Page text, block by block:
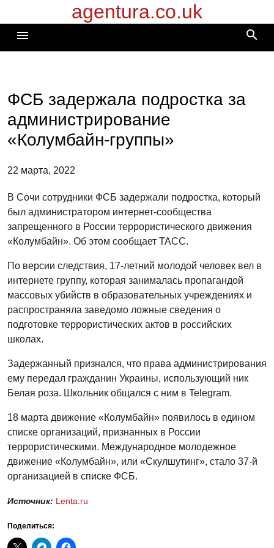
к
содержимому
agentura.co.uk
menu search
ФСБ задержала подростка за
администрирование
«Колумбайн-группы»
22 марта, 2022
В Сочи сотрудники ФСБ задержали подростка, который
был администратором интернет-сообщества
запрещенного в России террористического движения
«Колумбайн». Об этом сообщает ТАСС.
По версии следствия, 17-летний молодой человек вел в
интернете группу, которая занималась пропагандой
массовых убийств в образовательных учреждениях и
распространяла заведомо ложные сведения о
подготовке террористических актов в российских
школах.
Задержанный признался, что права администрирования
ему передал гражданин Украины, использующий ник
Белая роза. Школьник общался с ним в Telegram.
18 марта движение «Колумбайн» появилось в едином
списке организаций, признанных в России
террористическими. Международное молодежное
движение «Колумбайн», или «Скулшутинг», стало 37-й
организацией в списке ФСБ.
Источник: Lenta.ru
Поделиться: